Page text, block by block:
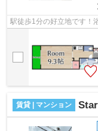
駅徒歩1分の好立地です！
賃貸 | マンション